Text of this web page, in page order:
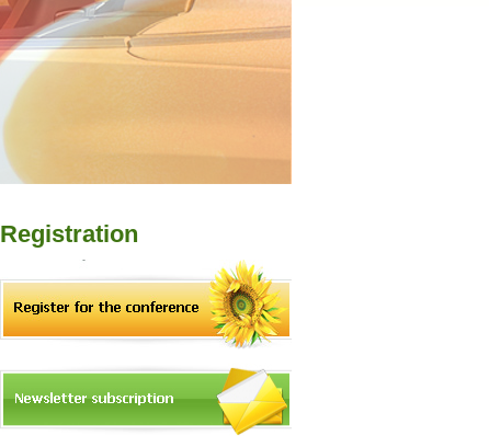
Registration